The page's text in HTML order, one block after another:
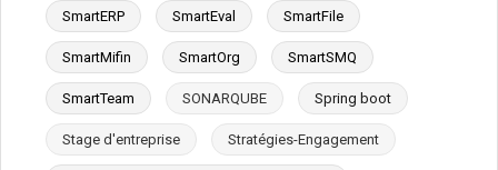
SmartERP SmartEval SmartFile
SmartMifin SmartOrg SmartSMQ
SmartTeam SONARQUBE Spring boot
Stage d'entreprise Stratégies-Engagement